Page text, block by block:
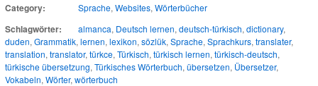
Category: Sprache, Websites, Wörterbücher
Schlagwörter: almanca, Deutsch lernen, deutsch-türkisch, dictionary,
duden, Grammatik, lernen, lexikon, sözlük, Sprache, Sprachkurs, translater,
translation, translator, türkce, Türkisch, türkisch lernen, türkisch-deutsch,
türkische übersetzung, Türkisches Wörterbuch, übersetzen, Übersetzer,
Vokabeln, Wörter, wörterbuch